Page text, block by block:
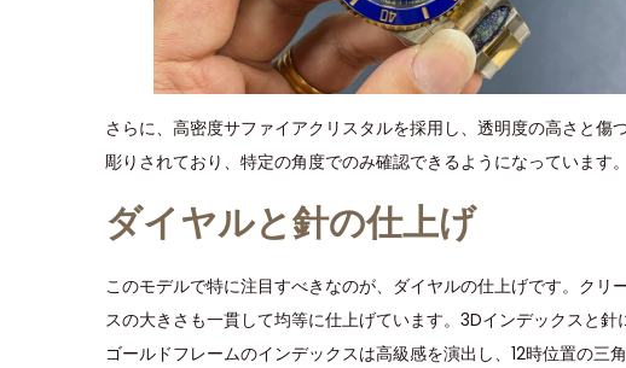
さらに、高密度サファイアクリスタルを採用し、透明度の高さと
彫りされており、特定の角度でのみ確認できるようになっています
ダイヤルと針の仕上げ
このモデルで特に注目すべきなのが、ダイヤルの仕上げです。ク
スの大きさも一貫して均等に仕上げています。3Dインデックスと
ゴールドフレームのインデックスは高級感を演出し、12時位置の